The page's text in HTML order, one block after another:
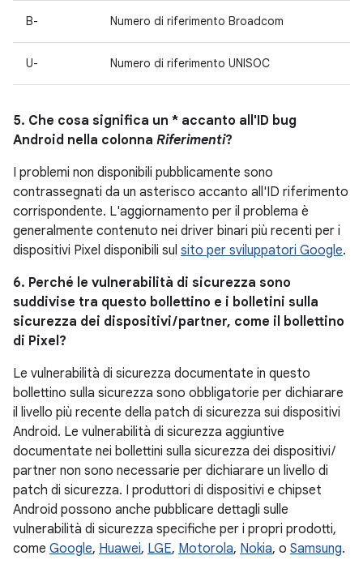
B- Numero di riferimento Broadcom
U- Numero di riferimento UNISOC
5. Che cosa significa un * accanto all'ID bug
Android nella colonna Riferimenti?
I problemi non disponibili pubblicamente sono
contrassegnati da un asterisco accanto all'ID riferimento
corrispondente. L'aggiornamento per il problema è
generalmente contenuto nei driver binari più recenti per i
dispositivi Pixel disponibili sul sito per sviluppatori Google.
6. Perché le vulnerabilità di sicurezza sono
suddivise tra questo bollettino e i bolletini sulla
sicurezza dei dispositivi / partner, come il bollettino
di Pixel?
Le vulnerabilità di sicurezza documentate in questo
bollettino sulla sicurezza sono obbligatorie per dichiarare
il livello più recente della patch di sicurezza sui dispositivi
Android. Le vulnerabilità di sicurezza aggiuntive
documentate nei bollettini sulla sicurezza dei dispositivi /
partner non sono necessarie per dichiarare un livello di
patch di sicurezza. I produttori di dispositivi e chipset
Android possono anche pubblicare dettagli sulle
vulnerabilità di sicurezza specifiche per i propri prodotti,
come Google, Huawei, LGE, Motorola, Nokia, o Samsung.